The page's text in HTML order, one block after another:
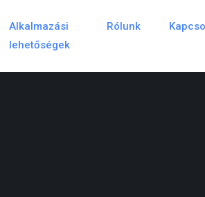
Alkalmazási
lehetőségek
Rólunk